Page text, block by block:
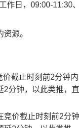
作日，09:00-11:30
源。
截止时刻前2分钟
分钟，以此类推，
价截止时刻前2分